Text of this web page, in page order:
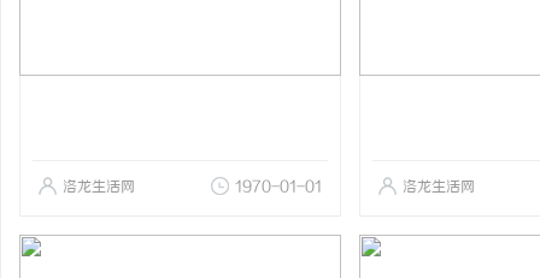
洛龙生活网 1970-01-01 洛龙生活网